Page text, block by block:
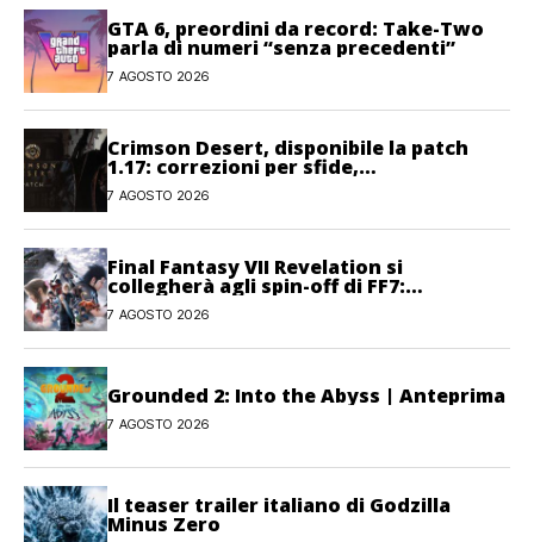
GTA 6, preordini da record: Take-Two
parla di numeri “senza precedenti”
7 AGOSTO 2026
Crimson Desert, disponibile la patch
1.17: correzioni per sfide,
combattimento e interfaccia
7 AGOSTO 2026
Final Fantasy VII Revelation si
collegherà agli spin-off di FF7:
Hamaguchi non si pone limiti
7 AGOSTO 2026
Grounded 2: Into the Abyss | Anteprima
7 AGOSTO 2026
Il teaser trailer italiano di Godzilla
Minus Zero